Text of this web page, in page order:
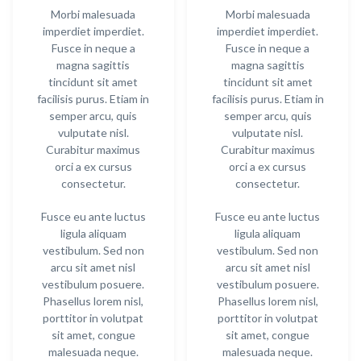
Morbi malesuada
imperdiet imperdiet.
Fusce in neque a
magna sagittis
tincidunt sit amet
facilisis purus. Etiam in
semper arcu, quis
vulputate nisl.
Curabitur maximus
orci a ex cursus
consectetur.
Fusce eu ante luctus
ligula aliquam
vestibulum. Sed non
arcu sit amet nisl
vestibulum posuere.
Phasellus lorem nisl,
porttitor in volutpat
sit amet, congue
malesuada neque.
Morbi malesuada
imperdiet imperdiet.
Fusce in neque a
magna sagittis
tincidunt sit amet
facilisis purus. Etiam in
semper arcu, quis
vulputate nisl.
Curabitur maximus
orci a ex cursus
consectetur.
Fusce eu ante luctus
ligula aliquam
vestibulum. Sed non
arcu sit amet nisl
vestibulum posuere.
Phasellus lorem nisl,
porttitor in volutpat
sit amet, congue
malesuada neque.